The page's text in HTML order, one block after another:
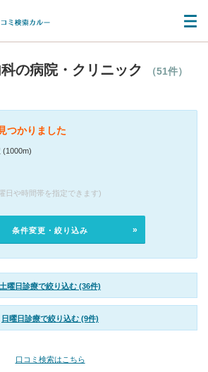
の病院・クリニック （51件）
つかりました
(1000m)
日や時間帯を指定できます)
条件変更・絞り込み
土曜日診療で絞り込む (36件)
日曜日診療で絞り込む (9件)
口コミ検索はこちら